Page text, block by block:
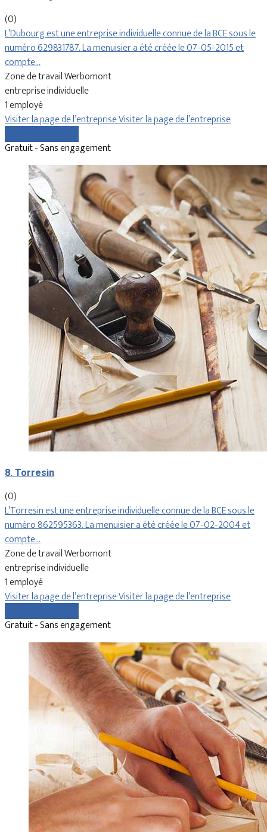
(0)
L’Dubourg est une entreprise individuelle connue de la BCE sous le
numéro 629831787. La menuisier a été créée le 07-05-2015 et
compte…
Zone de travail Werbomont
entreprise individuelle
1 employé
Visiter la page de l’entrepriseVisiter la page de l’entreprise
Gratuit - Sans engagement
8. Torresin
(0)
L’Torresin est une entreprise individuelle connue de la BCE sous le
numéro 862595363. La menuisier a été créée le 07-02-2004 et
compte…
Zone de travail Werbomont
entreprise individuelle
1 employé
Visiter la page de l’entrepriseVisiter la page de l’entreprise
Gratuit - Sans engagement